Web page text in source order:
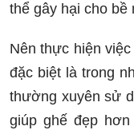
thể gây hại cho bề
Nên thực hiện
đặc biệt là trong
thường xuyên sử
giúp ghế đẹp